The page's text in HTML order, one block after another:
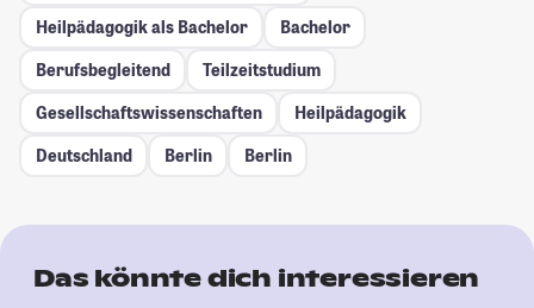
Heilpädagogik als Bachelor
Bachelor
Berufsbegleitend
Teilzeitstudium
Gesellschafts­wissenschaften
Heilpädagogik
Deutschland
Berlin Berlin
Das könnte dich interessieren